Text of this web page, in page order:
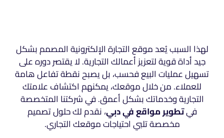
لهذا السبب يُعد موقع التجارة الإلكترونية المصمم بشكل
جيد أداة قوية لتعزيز أعمالك التجارية. لا يقتصر دوره على
تسهيل عمليات البيع فحسب، بل يصبح نقطة تفاعل هامة
للعملاء. من خلال موقعك، يمكنهم اكتشاف علامتك
التجارية وخدماتك بشكل أعمق. في شركتنا المتخصصة
فيتطوير مواقع في دبي، نقدم لك حلول تصميم
مخصصة تلبي احتياجات موقعك التجاري.